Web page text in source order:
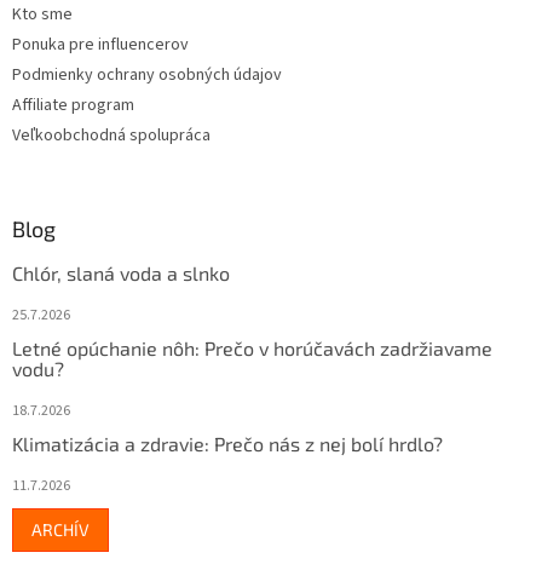
Kto sme
Ponuka pre influencerov
Podmienky ochrany osobných údajov
Affiliate program
Veľkoobchodná spolupráca
Blog
Chlór, slaná voda a slnko
25.7.2026
Letné opúchanie nôh: Prečo v horúčavách zadržiavame
vodu?
18.7.2026
Klimatizácia a zdravie: Prečo nás z nej bolí hrdlo?
11.7.2026
ARCHÍV